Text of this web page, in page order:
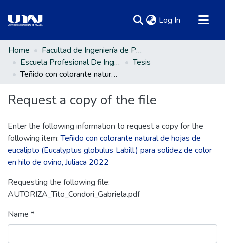
Log In (current)
Communities & Collections
All of DSpace
Statistics
Home
Facultad de Ingeniería de Procesos Industriales
Escuela Profesional De Ingeniería Textil Y De Confecciones
Tesis
Teñido con colorante natural de hojas de eucalipto (Eucalyptus globulus Labill.) para solidez de color en hilo de ovino, Juliaca 2022
Request a copy of the file
Enter the following information to request a copy for the
following item:Teñido con colorante natural de hojas de
eucalipto (Eucalyptus globulus Labill.) para solidez de color
en hilo de ovino, Juliaca 2022
Requesting the following file:
AUTORIZA_Tito_Condori_Gabriela.pdf
Name *